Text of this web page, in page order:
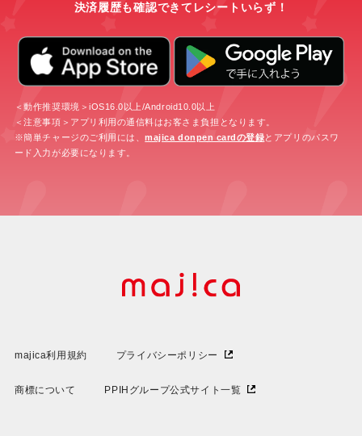
決済履歴も確認できてレシートいらず！
＜動作推奨環境＞iOS16.0以上/Android10.0以上
＜注意事項＞アプリ利用の通信料はお客さま負担となります。
※簡単チャージのご利用には、majica donpen cardの登録とアプリのパスワ
ード入力が必要になります。
majica利用規約 プライバシーポリシー
商標について PPIHグループ公式サイト一覧